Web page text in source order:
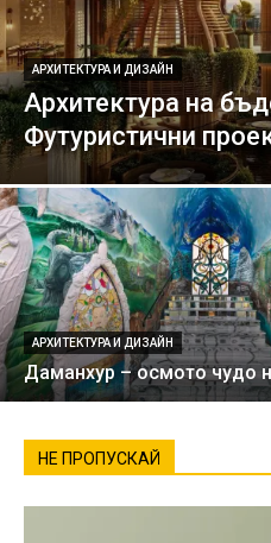
АРХИТЕКТУРА И ДИЗАЙН
Архитектура на
Футуристични
АРХИТЕКТУРА И ДИЗАЙН
Даманхур – осмото чудо
НЕ ПРОПУСКАЙ